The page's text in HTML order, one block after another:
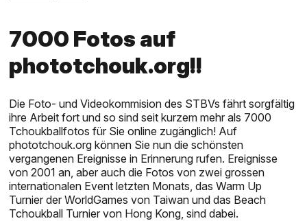
7000 Fotos auf
phototchouk.org!!
Die Foto- und Videokommision des STBVs fährt sorgfältig
ihre Arbeit fort und so sind seit kurzem mehr als 7000
Tchoukballfotos für Sie online zugänglich! Auf
phototchouk.org können Sie nun die schönsten
vergangenen Ereignisse in Erinnerung rufen. Ereignisse
von 2001 an, aber auch die Fotos von zwei grossen
internationalen Event letzten Monats, das Warm Up
Turnier der WorldGames von Taiwan und das Beach
Tchoukball Turnier von Hong Kong, sind dabei.